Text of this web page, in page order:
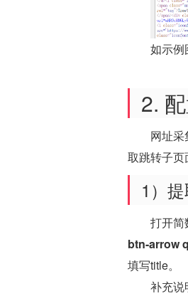
如示例
2.
网址
取跳转子页
1）
打开简
btn-arrow
填写title。
补充说